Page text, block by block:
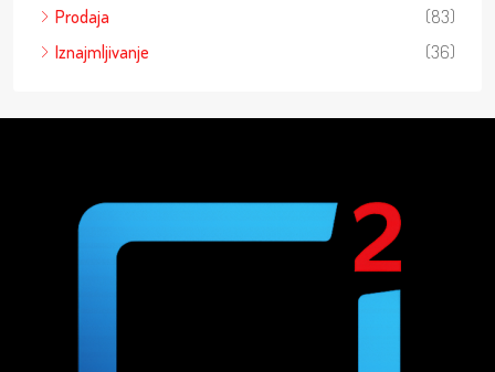
Prodaja
(83)
Iznajmljivanje
(36)